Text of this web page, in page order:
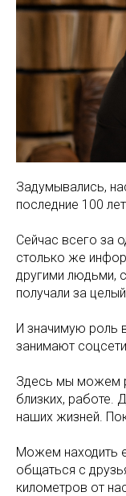
Задумывались,
последние 100
Сейчас всего за
столько же
другими людьми,
получали за
И значимую роль
занимают
Здесь мы можем
близких, работе.
наших жизней.
Можем находить
общаться с
километров от